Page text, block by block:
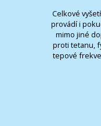
Celkové
provádí i
mimo jiné
proti tetanu,
tepové